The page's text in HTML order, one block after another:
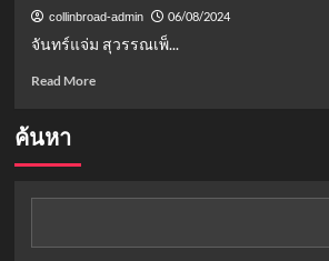
collinbroad-admin 06/08/2024
จันทร์แจ่ม สุวรรณเพ็...
Read MoreRead
แจ่ม
เพ็ง”
ค้นหา